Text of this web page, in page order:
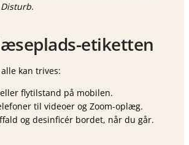
.
etiketten
kan trives:
flytilstand på mobilen.
til videoer og Zoom-oplæg.
og desinficér bordet, når du går.